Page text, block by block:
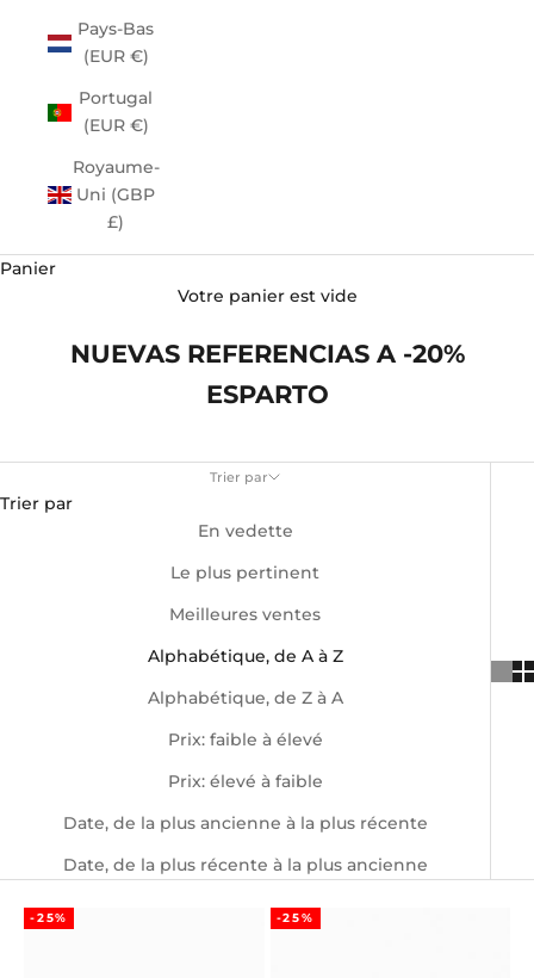
Pays-Bas
(EUR €)
Portugal
(EUR €)
Royaume-
Uni (GBP
£)
Panier
Votre panier est vide
NUEVAS REFERENCIAS A -20%
ESPARTO
Trier par
Trier par
En vedette
Le plus pertinent
Meilleures ventes
Alphabétique, de A à Z
Alphabétique, de Z à A
Prix: faible à élevé
Prix: élevé à faible
Date, de la plus ancienne à la plus récente
Date, de la plus récente à la plus ancienne
-25% -25%